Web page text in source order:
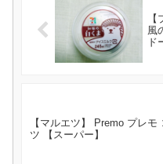
風
ド
【マルエツ】 Premo プレモ
ツ 【スーパー】